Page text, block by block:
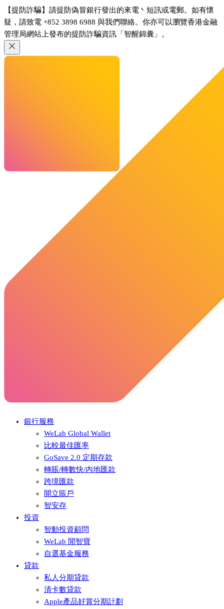
【提防詐騙】請提防偽冒銀行發出的來電丶短訊或電郵。如有懷
疑，請致電 +852 3898 6988 與我們聯絡。你亦可以瀏覽香港金融
管理局網站上發布的提防詐騙資訊「智醒錦囊」。
銀行服務
WeLab Global Wallet
比較最佳匯率
GoSave 2.0 定期存款
轉賬/轉數快/內地匯款
跨境匯款
開立賬戶
智安存
投資
智動投資顧問
WeLab 閒智寶
自選基金服務
貸款
私人分期貸款
清卡數貸款
Apple產品好賞分期計劃